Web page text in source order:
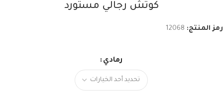
كوتش رجالي مستورد
رمز المنتج: 12068
رمادي